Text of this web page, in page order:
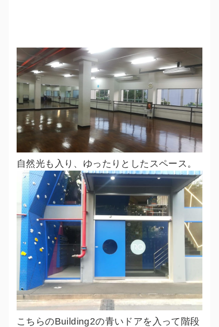
自然光も入り、ゆったりとしたスペース。
こちらのBuilding2の青いドアを入って階段